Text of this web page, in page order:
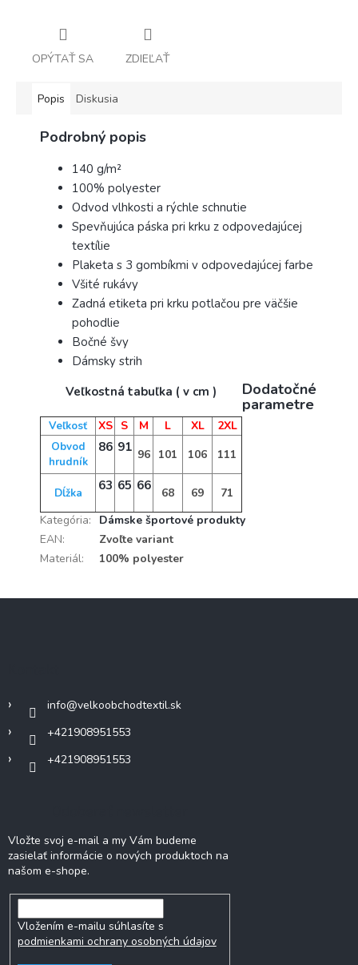
OPÝTAŤ SA ZDIEĽAŤ
Popis Diskusia
Podrobný popis
140 g/m²
100% polyester
Odvod vlhkosti a rýchle schnutie
Spevňujúca páska pri krku z odpovedajúcej
textílie
Plaketa s 3 gombíkmi v odpovedajúcej farbe
Všité rukávy
Zadná etiketa pri krku potlačou pre väčšie
pohodlie
Bočné švy
Dámsky strih
Veľkostná tabuľka ( v cm )
Veľkosť XS S M L XL 2XL
Obvod
hrudník
86 91 96 101 106 111
Dĺžka 63 65 66 68 69 71
Dodatočné
parametre
Kategória:
Dámske športové produkty
EAN:
Zvoľte variant
Materiál: 100% polyester
info@velkoobchodtextil.sk
+421908951553
+421908951553
Vložte svoj e-mail a my Vám budeme
zasielať informácie o nových produktoch na
našom e-shope.
Vložením e-mailu súhlasíte s
podmienkami ochrany osobných údajov